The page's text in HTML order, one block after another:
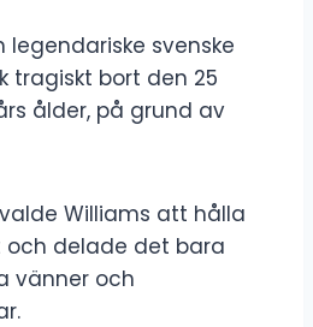
legendariske svenske
tragiskt bort den 25
ålder, på grund av
Williams att hålla
delade det bara
vänner och